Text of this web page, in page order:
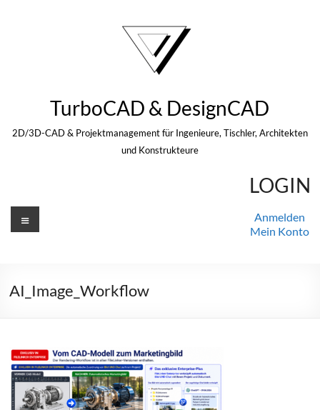
TurboCAD & DesignCAD
2D/3D-CAD & Projektmanagement für Ingenieure, Tischler, Architekten
und Konstrukteure
LOGIN
Anmelden
Mein Konto
Menü
AI_Image_Workflow